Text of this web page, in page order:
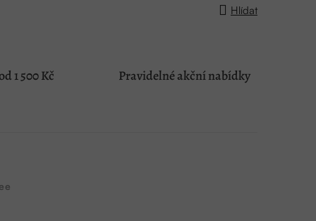
Hlídat
1 500 Kč Pravidelné akční nabídky